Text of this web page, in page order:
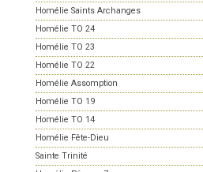
Homélie Saints Archanges
Homélie TO 24
Homélie TO 23
Homélie TO 22
Homélie Assomption
Homélie TO 19
Homélie TO 14
Homélie Fête-Dieu
Sainte Trinité